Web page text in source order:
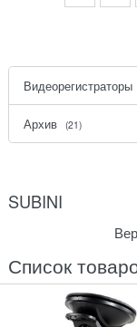
Видеорегистраторы
Архив (21)
SUBINI
Список